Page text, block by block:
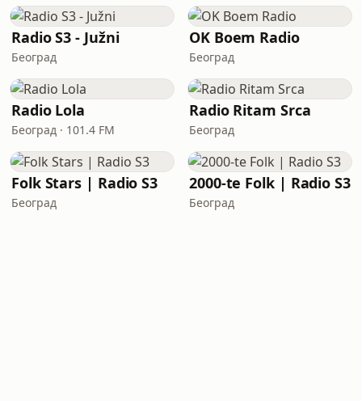
Radio S3 - Južni
Београд
OK Boem Radio
Београд
Radio Lola
Београд · 101.4 FM
Radio Ritam Srca
Београд
Folk Stars | Radio S3
Београд
2000-te Folk | Radio S3
Београд